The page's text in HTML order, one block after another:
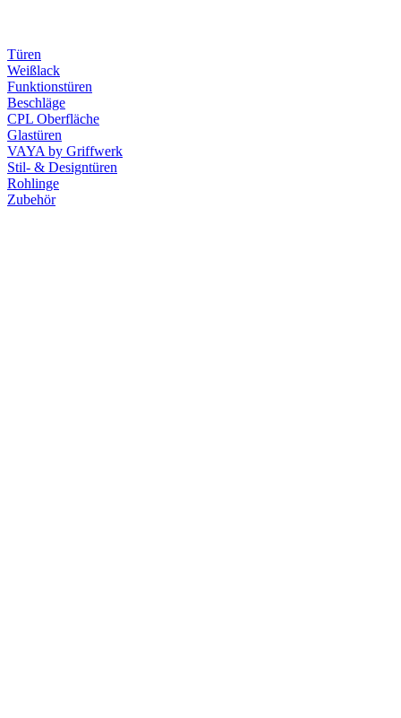
Türen
Weißlack
Funktionstüren
Beschläge
CPL Oberfläche
Glastüren
VAYA by Griffwerk
Stil- & Designtüren
Rohlinge
Zubehör